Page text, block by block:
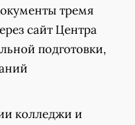
тремя
сайт Центра
подготовки,
колледжи и